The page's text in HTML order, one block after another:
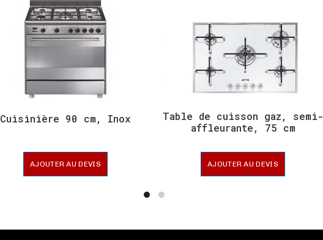
Cuisinière 90 cm, Inox
AJOUTER AU DEVIS
Table de cuisson gaz, semi-
affleurante, 75 cm
AJOUTER AU DEVIS